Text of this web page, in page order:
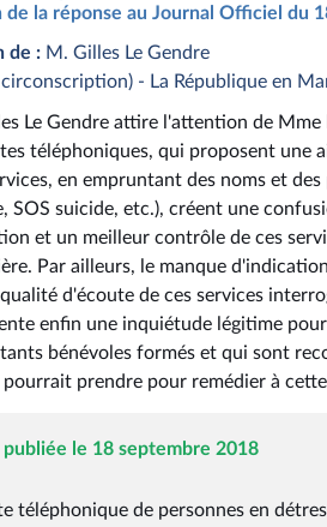
de la réponse au Journal Officiel du
de : M. Gilles Le Gendre
circonscription) - La République en
Le Gendre attire l'attention de
téléphoniques, qui proposent une
en empruntant des noms et
SOS suicide, etc.), créent une
et un meilleur contrôle de ces
Par ailleurs, le manque
d'écoute de ces services
enfin une inquiétude légitime
bénévoles formés et qui sont
pourrait prendre pour remédier à
publiée le 18 septembre 2018
téléphonique de personnes en